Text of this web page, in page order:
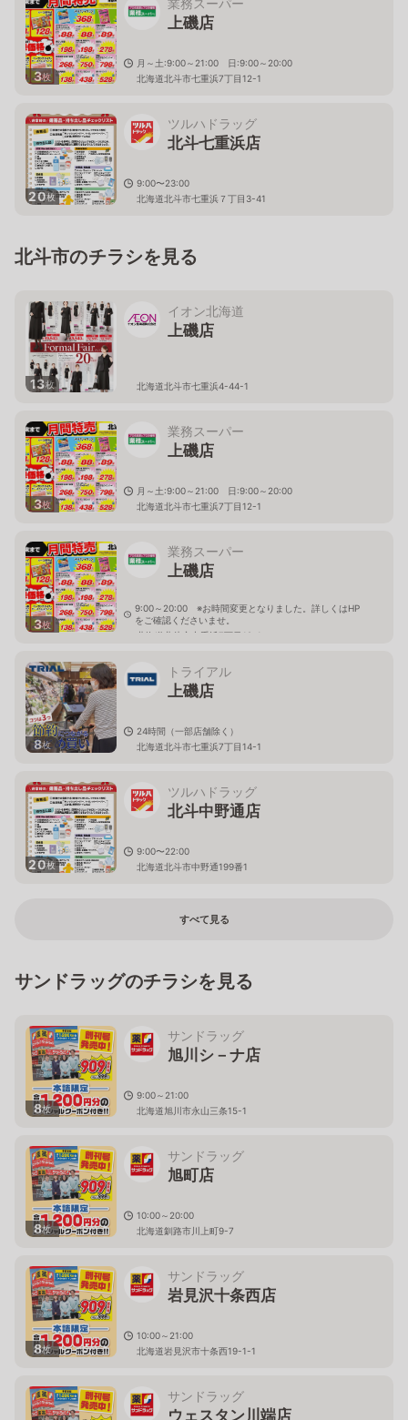
3枚
業務スーパー
上磯店
月～土:9:00～21:00 日:9:00～20:00
北海道北斗市七重浜7丁目12-1
20枚
ツルハドラッグ
北斗七重浜店
9:00〜23:00
北海道北斗市七重浜７丁目3-41
北斗市のチラシを見る
13枚
イオン北海道
上磯店
北海道北斗市七重浜4-44-1
3枚
業務スーパー
上磯店
月～土:9:00～21:00 日:9:00～20:00
北海道北斗市七重浜7丁目12-1
3枚
業務スーパー
上磯店
9:00～20:00 ※お時間変更となりました。詳しくはHP
をご確認くださいませ。
北海道北斗市七重浜7丁目12-1
8枚
トライアル
上磯店
24時間（一部店舗除く）
北海道北斗市七重浜7丁目14-1
20枚
ツルハドラッグ
北斗中野通店
9:00〜22:00
北海道北斗市中野通199番1
すべて見る
サンドラッグのチラシを見る
8枚
サンドラッグ
旭川シ－ナ店
9:00～21:00
北海道旭川市永山三条15-1
8枚
サンドラッグ
旭町店
10:00～20:00
北海道釧路市川上町9-7
8枚
サンドラッグ
岩見沢十条西店
10:00～21:00
北海道岩見沢市十条西19-1-1
サンドラッグ
ウェスタン川端店